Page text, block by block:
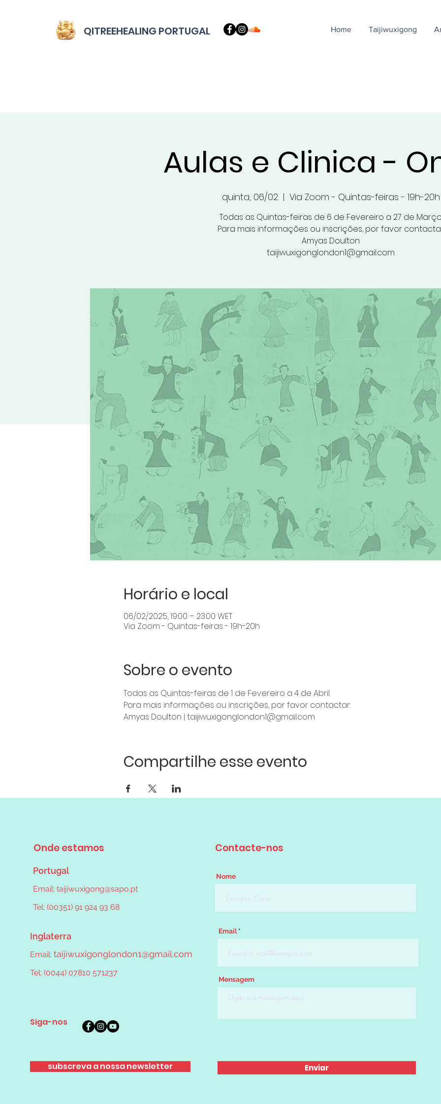
QITREEHEALING PORTUGAL Home Taijiwuxigong
Aulas e Clinica -
quinta, 06/02
  |
Via Zoom - Quintas-feiras - 19h-20h
Todas as Quintas-feiras de 6 de Fevereiro a 27 de
Para mais informações ou inscrições, por favor
Amyas Doulton
taijiwuxigonglondon1@gmail.com
Horário e local
06/02/2025, 19:00 – 23:00 WET
Via Zoom - Quintas-feiras - 19h-20h
Sobre o evento
Todas as Quintas-feiras de 1 de Fevereiro a 4 de Abril
Para mais informações ou inscrições, por favor contactar:
Amyas Doulton | taijiwuxigonglondon1@gmail.com
Compartilhe esse evento
Onde estamos
Portugal
Email: taijiwuxigong@sapo.pt
Tel: (00351) 91 924 93 68
Inglaterra
Email: taijiwuxigonglondon1@gmail.com
Tel: (0044) 07810 571237
Siga-nos
subscreva a nossa newsletter
Contacte-nos
Nome
Email
Mensagem
Enviar